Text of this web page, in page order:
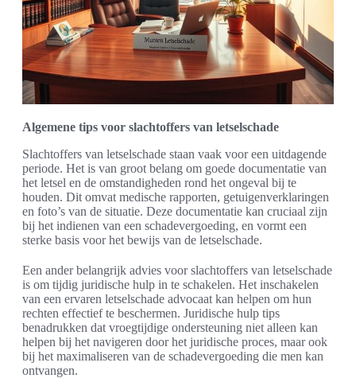
Algemene tips voor slachtoffers van letselschade
Slachtoffers van letselschade staan vaak voor een uitdagende
periode. Het is van groot belang om goede documentatie van
het letsel en de omstandigheden rond het ongeval bij te
houden. Dit omvat medische rapporten, getuigenverklaringen
en foto’s van de situatie. Deze documentatie kan cruciaal zijn
bij het indienen van een schadevergoeding, en vormt een
sterke basis voor het bewijs van de letselschade.
Een ander belangrijk advies voor slachtoffers van letselschade
is om tijdig juridische hulp in te schakelen. Het inschakelen
van een ervaren letselschade advocaat kan helpen om hun
rechten effectief te beschermen. Juridische hulp tips
benadrukken dat vroegtijdige ondersteuning niet alleen kan
helpen bij het navigeren door het juridische proces, maar ook
bij het maximaliseren van de schadevergoeding die men kan
ontvangen.